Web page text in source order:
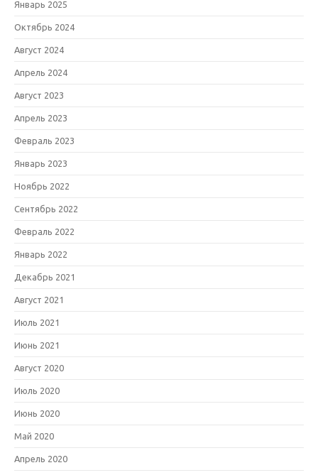
Январь 2025
Октябрь 2024
Август 2024
Апрель 2024
Август 2023
Апрель 2023
Февраль 2023
Январь 2023
Ноябрь 2022
Сентябрь 2022
Февраль 2022
Январь 2022
Декабрь 2021
Август 2021
Июль 2021
Июнь 2021
Август 2020
Июль 2020
Июнь 2020
Май 2020
Апрель 2020